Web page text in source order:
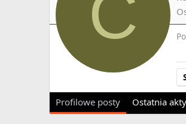
Profilowe posty Ostatnia